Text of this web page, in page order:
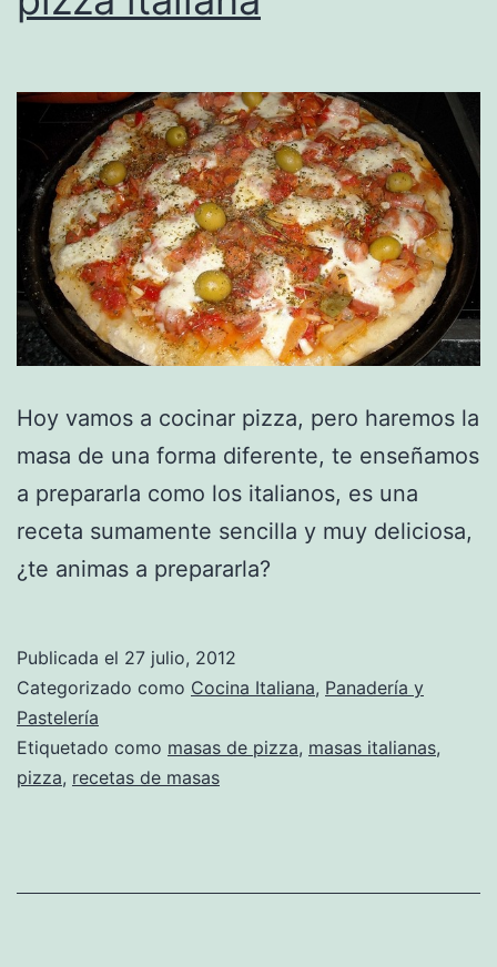
Hoy vamos a cocinar pizza, pero haremos la
masa de una forma diferente, te enseñamos
a prepararla como los italianos, es una
receta sumamente sencilla y muy deliciosa,
¿te animas a prepararla?
Publicada el 27 julio, 2012
Categorizado como Cocina Italiana, Panadería y
Pastelería
Etiquetado como masas de pizza, masas italianas,
pizza, recetas de masas